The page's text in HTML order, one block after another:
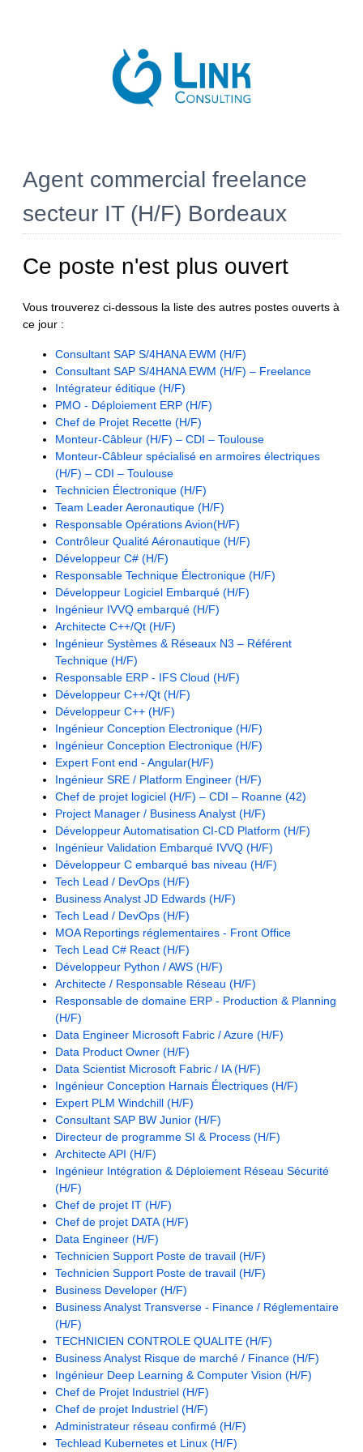
Agent commercial freelance
secteur IT (H/F) Bordeaux
Ce poste n'est plus ouvert
Vous trouverez ci-dessous la liste des autres postes ouverts à
ce jour :
Consultant SAP S/4HANA EWM (H/F)
Consultant SAP S/4HANA EWM (H/F) – Freelance
Intégrateur éditique (H/F)
PMO - Déploiement ERP (H/F)
Chef de Projet Recette (H/F)
Monteur-Câbleur (H/F) – CDI – Toulouse
Monteur-Câbleur spécialisé en armoires électriques
(H/F) – CDI – Toulouse
Technicien Électronique (H/F)
Team Leader Aeronautique (H/F)
Responsable Opérations Avion(H/F)
Contrôleur Qualité Aéronautique (H/F)
Développeur C# (H/F)
Responsable Technique Électronique (H/F)
Développeur Logiciel Embarqué (H/F)
Ingénieur IVVQ embarqué (H/F)
Architecte C++/Qt (H/F)
Ingénieur Systèmes & Réseaux N3 – Référent
Technique (H/F)
Responsable ERP - IFS Cloud (H/F)
Développeur C++/Qt (H/F)
Développeur C++ (H/F)
Ingénieur Conception Electronique (H/F)
Ingénieur Conception Electronique (H/F)
Expert Font end - Angular(H/F)
Ingénieur SRE / Platform Engineer (H/F)
Chef de projet logiciel (H/F) – CDI – Roanne (42)
Project Manager / Business Analyst (H/F)
Développeur Automatisation CI-CD Platform (H/F)
Ingénieur Validation Embarqué IVVQ (H/F)
Développeur C embarqué bas niveau (H/F)
Tech Lead / DevOps (H/F)
Business Analyst JD Edwards (H/F)
Tech Lead / DevOps (H/F)
MOA Reportings réglementaires - Front Office
Tech Lead C# React (H/F)
Développeur Python / AWS (H/F)
Architecte / Responsable Réseau (H/F)
Responsable de domaine ERP - Production & Planning
(H/F)
Data Engineer Microsoft Fabric / Azure (H/F)
Data Product Owner (H/F)
Data Scientist Microsoft Fabric / IA (H/F)
Ingénieur Conception Harnais Électriques (H/F)
Expert PLM Windchill (H/F)
Consultant SAP BW Junior (H/F)
Directeur de programme SI & Process (H/F)
Architecte API (H/F)
Ingénieur Intégration & Déploiement Réseau Sécurité
(H/F)
Chef de projet IT (H/F)
Chef de projet DATA (H/F)
Data Engineer (H/F)
Technicien Support Poste de travail (H/F)
Technicien Support Poste de travail (H/F)
Business Developer (H/F)
Business Analyst Transverse - Finance / Réglementaire
(H/F)
TECHNICIEN CONTROLE QUALITE (H/F)
Business Analyst Risque de marché / Finance (H/F)
Ingénieur Deep Learning & Computer Vision (H/F)
Chef de Projet Industriel (H/F)
Chef de projet Industriel (H/F)
Administrateur réseau confirmé (H/F)
Techlead Kubernetes et Linux (H/F)